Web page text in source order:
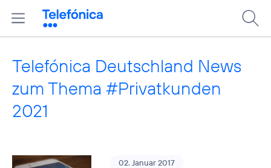
Telefónica Deutschland News
zum Thema #Privatkunden
2021
02. Januar 2017